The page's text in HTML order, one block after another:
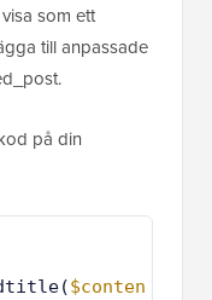
som ett
till anpassade
på din
$conten